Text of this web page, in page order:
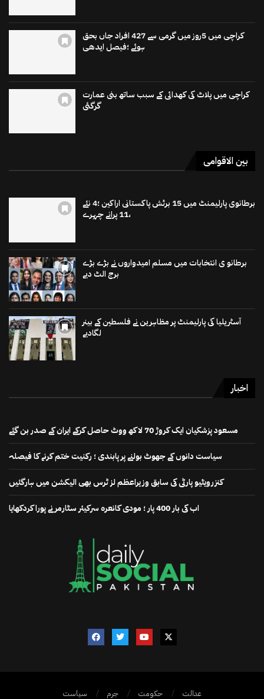
کراچی میں 5روز میں گرمی سے 427 افراد جاں بحق
ہوئے ؛فیصل ایدھی
کراچی میں پلاٹ کی کھدائی کے سبب ساتھ بنی عمارت
گرگئی
بین الاقوامی
برطانوی پارلیمنٹ میں 15 برٹش پاکستانی اراکین ؛4 نئے
،11 پرانے چہرے
برطانو ی انتخابات میں مسلم امیدواروں نے بڑے بڑے
برج الٹ دیے
آسٹریلیا کی پارلیمنٹ پر مظاہرین نے فلسطین کے بینر
لگادیے
اخبار
مسعود پزشکیان ایک کروڑ 70 لاکھ ووٹ حاصل کرکے ایران کے صدر بن گئے
سیاست دانوں کے جھوٹ بولنے پر پابندی ؛ رکنیت ختم کرنے کا فیصلہ
کنزرویٹیو پارٹی کی سابق وزیراعظم لز ٹرس بھی الیکشن میں ہارگئیں
اب کی بار 400 پار ؛ مودی کانعرہ سرکیئر سٹارمر نے پورا کردکھایا
سیاست جرم حکومت عدالت